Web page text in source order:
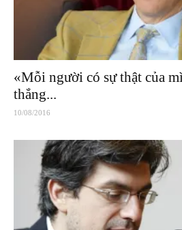
«Mỗi người có sự thật của
thắng...
10/08/2016